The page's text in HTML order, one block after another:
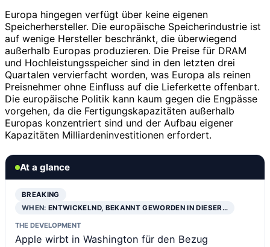
Europa hingegen verfügt über keine eigenen
Speicherhersteller. Die europäische Speicherindustrie ist
auf wenige Hersteller beschränkt, die überwiegend
außerhalb Europas produzieren. Die Preise für DRAM
und Hochleistungsspeicher sind in den letzten drei
Quartalen vervierfacht worden, was Europa als reinen
Preisnehmer ohne Einfluss auf die Lieferkette offenbart.
Die europäische Politik kann kaum gegen die Engpässe
vorgehen, da die Fertigungskapazitäten außerhalb
Europas konzentriert sind und der Aufbau eigener
Kapazitäten Milliardeninvestitionen erfordert.
At a glance
BREAKING
WHEN:ENTWICKELND, BEKANNT GEWORDEN IN DIESER…
THE DEVELOPMENT
Apple wirbt in Washington für den Bezug